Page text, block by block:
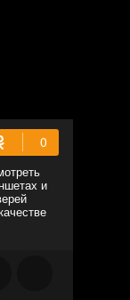
и